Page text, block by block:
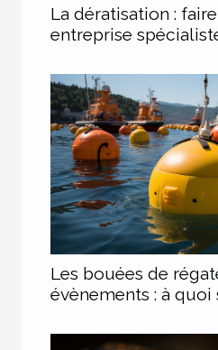
La dératisation :
entreprise
Les bouées de
évènements : à quoi